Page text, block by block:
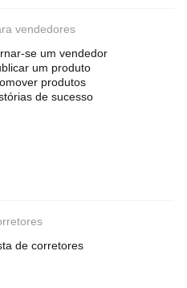
vendedores
se um vendedor
um produto
produtos
de sucesso
de corretores